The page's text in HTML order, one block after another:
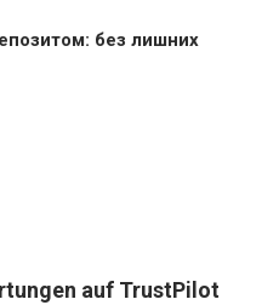
без лишних
auf TrustPilot